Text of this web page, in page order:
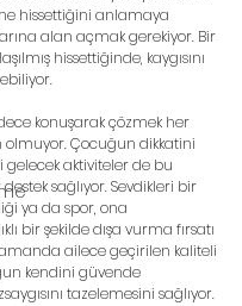
hissettiğini anlamaya
alan açmak gerekiyor. Bir
hissettiğinde, kaygısını
konuşarak çözmek her
Çocuğun dikkatini
gelecek aktiviteler de bu
sağlıyor. Sevdikleri bir
ya da spor, ona
bir şekilde dışa vurma fırsatı
ailece geçirilen kaliteli
kendini güvende
tazelemesini sağlıyor.